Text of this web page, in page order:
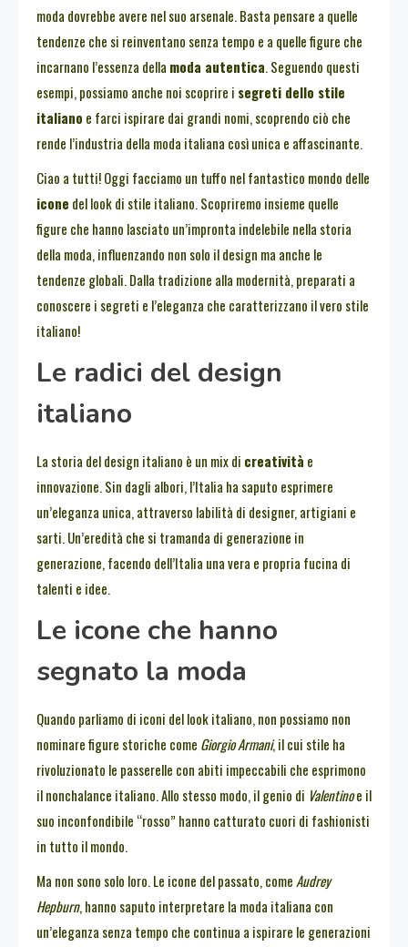
moda dovrebbe avere nel suo arsenale. Basta pensare a quelle
tendenze che si reinventano senza tempo e a quelle figure che
incarnano l’essenza della moda autentica. Seguendo questi
esempi, possiamo anche noi scoprire i segreti dello stile
italiano e farci ispirare dai grandi nomi, scoprendo ciò che
rende l’industria della moda italiana così unica e affascinante.
Ciao a tutti! Oggi facciamo un tuffo nel fantastico mondo delle
icone del look di stile italiano. Scopriremo insieme quelle
figure che hanno lasciato un’impronta indelebile nella storia
della moda, influenzando non solo il design ma anche le
tendenze globali. Dalla tradizione alla modernità, preparati a
conoscere i segreti e l’eleganza che caratterizzano il vero stile
italiano!
Le radici del design
italiano
La storia del design italiano è un mix di creatività e
innovazione. Sin dagli albori, l’Italia ha saputo esprimere
un’eleganza unica, attraverso labilità di designer, artigiani e
sarti. Un’eredità che si tramanda di generazione in
generazione, facendo dell’Italia una vera e propria fucina di
talenti e idee.
Le icone che hanno
segnato la moda
Quando parliamo di iconi del look italiano, non possiamo non
nominare figure storiche come Giorgio Armani, il cui stile ha
rivoluzionato le passerelle con abiti impeccabili che esprimono
il nonchalance italiano. Allo stesso modo, il genio di Valentinoe il
suo inconfondibile “rosso” hanno catturato cuori di fashionisti
in tutto il mondo.
Ma non sono solo loro. Le icone del passato, come Audrey
Hepburn, hanno saputo interpretare la moda italiana con
un’eleganza senza tempo che continua a ispirare le generazioni